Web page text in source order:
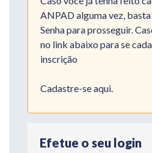
ANPAD alguma vez,
Senha para prosseguir.
no link abaixo para se
inscrição
Cadastre-seaqui.
Efetue o seu login